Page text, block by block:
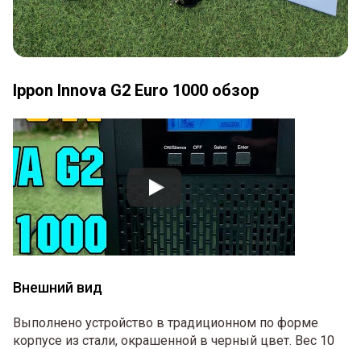
Ippon Innova G2 Euro 1000 обзор
Внешний вид
Выполнено устройство в традиционном по форме
корпусе из стали, окрашенной в черный цвет. Вес 10